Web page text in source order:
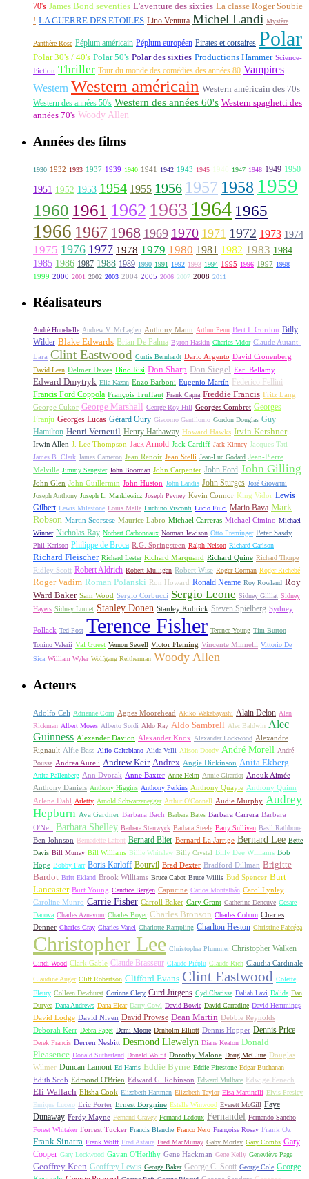
70's James Bond seventies L'aventure des sixties La classe Roger Soubie
! LA GUERRE DES ETOILES Lino Ventura Michel Landi Mystère
Panthère Rose Péplum américain Péplum européen Pirates et corsaires Polar
Polar 30's / 40's Polar 50's Polar des sixties Productions Hammer Science-
Fiction Thriller Tour du monde des comédies des années 80 Vampires
Western Western américain Western américain des 70s
Western des années 50's Western des années 60's Western spaghetti des
années 70's Woody Allen
Années des films
1930 1932 1933 1937 1939 1940 1941 1942 1943 1945 1946 1947 1948 1949 1950
1951 1952 1953 1954 1955 1956 1957 1958 1959
1960 1961 1962 1963 1964 1965
1966 1967 1968 1969 1970 1971 1972 1973 1974
1975 1976 1977 1978 1979 1980 1981 1982 1983 1984
1985 1986 1987 1988 1989 1990 1991 1992 1993 1994 1995 1996 1997 1998
1999 2000 2001 2002 2003 2004 2005 2006 2007 2008 2011
Réalisateurs
André Hunebelle Andrew V. McLaglen Anthony Mann Arthur Penn Bert I. Gordon Billy
Wilder Blake Edwards Brian De Palma Byron Haskin Charles Vidor Claude Autant-
Lara Clint Eastwood Curtis Bernhardt Dario Argento David Cronenberg
David Lean Delmer Daves Dino Risi Don Sharp Don Siegel Earl Bellamy
Edward Dmytryk Elia Kazan Enzo Barboni Eugenio Martín Federico Fellini
Francis Ford Coppola François Truffaut Frank Capra Freddie Francis Fritz Lang
George Cukor George Marshall George Roy Hill Georges Combret Georges
Franju Georges Lucas Gérard Oury Giacomo Gentilomo Gordon Douglas Guy
Hamilton Henri Verneuil Henry Hathaway Howard Hawks Irvin Kershner
Irwin Allen J. Lee Thompson Jack Arnold Jack Cardiff Jack Kinney Jacques Tati
James B. Clark James Cameron Jean Renoir Jean Stelli Jean-Luc Godard Jean-Pierre
Melville Jimmy Sangster John Boorman John Carpenter John Ford John Gilling
John Glen John Guillermin John Huston John Landis John Sturges José Giovanni
Joseph Anthony Joseph L. Mankiewicz Joseph Pevney Kevin Connor King Vidor Lewis
Gilbert Lewis Milestone Louis Malle Luchino Visconti Lucio Fulci Mario Bava Mark
Robson Martin Scorsese Maurice Labro Michael Carreras Michael Cimino Michael
Winner Nicholas Ray Norbert Carbonnaux Norman Jewison Otto Preminger Peter Sasdy
Phil Karlson Philippe de Broca R.G. Springsteen Ralph Nelson Richard Carlson
Richard Fleischer Richard Lester Richard Marquand Richard Quine Richard Thorpe
Ridley Scott Robert Aldrich Robert Mulligan Robert Wise Roger Corman Roger Richebé
Roger Vadim Roman Polanski Ron Howard Ronald Neame Roy Rowland Roy
Ward Baker Sam Wood Sergio Corbucci Sergio Leone Sidney Gilliat Sidney
Hayers Sidney Lumet Stanley Donen Stanley Kubrick Steven Spielberg Sydney
Pollack Ted Post Terence Fisher Terence Young Tim Burton
Tonino Valerii Val Guest Vernon Sewell Victor Fleming Vincente Minnelli Vittorio De
Sica William Wyler Wolfgang Reitherman Woody Allen
Acteurs
Adolfo Celi Adrienne Corri Agnes Moorehead Akiko Wakabayashi Alain Delon Alan
Rickman Albert Moses Alberto Sordi Aldo Ray Aldo Sambrell Alec Baldwin Alec
Guinness Alexander Davion Alexander Knox Alexander Lockwood Alexandre
Rignault Alfie Bass Alfio Caltabiano Alida Valli Alison Doody André Morell André
Pousse Andrea Aureli Andrew Keir Andrex Angie Dickinson Anita Ekberg
Anita Pallenberg Ann Dvorak Anne Baxter Anne Helm Annie Girardot Anouk Aimée
Anthony Daniels Anthony Higgins Anthony Perkins Anthony Quayle Anthony Quinn
Arlene Dahl Arletty Arnold Schwarzenegger Arthur O'Connell Audie Murphy Audrey
Hepburn Ava Gardner Barbara Bach Barbara Bates Barbara Carrera Barbara
O'Neil Barbara Shelley Barbara Stanwyck Barbara Steele Barry Sullivan Basil Rathbone
Ben Johnson Bernadette Lafont Bernard Blier Bernard La Jarrige Bernard Lee Bette
Davis Bill Murray Bill Williams Billie Whitelaw Billy Crystal Billy Dee Williams Bob
Hope Bobby Parr Boris Karloff Bourvil Brad Dexter Bradford Dillman Brigitte
Bardot Britt Ekland Brook Williams Bruce Cabot Bruce Willis Bud Spencer Burt
Lancaster Burt Young Candice Bergen Capucine Carlos Montalbán Carol Lynley
Caroline Munro Carrie Fisher Carroll Baker Cary Grant Catherine Deneuve Cesare
Danova Charles Aznavour Charles Boyer Charles Bronson Charles Coburn Charles
Denner Charles Gray Charles Vanel Charlotte Rampling Charlton Heston Christine Fabréga
Christopher Lee Christopher Plummer Christopher Walken
Cindi Wood Clark Gable Claude Brasseur Claude Piéplu Claude Rich Claudia Cardinale
Claudine Auger Cliff Robertson Clifford Evans Clint Eastwood Colette
Fleury Colleen Dewhurst Corinne Cléry Curd Jürgens Cyd Charisse Daliah Lavi Dalida Dan
Duryea Dana Andrews Dana Elcar Darry Cowl David Bowie David Carradine David Hemmings
David Lodge David Niven David Prowse Dean Martin Debbie Reynolds
Deborah Kerr Debra Paget Demi Moore Denholm Elliott Dennis Hopper Dennis Price
Derek Francis Derren Nesbitt Desmond Llewelyn Diane Keaton Donald
Pleasence Donald Sutherland Donald Wolfit Dorothy Malone Doug McClure Douglas
Wilmer Duncan Lamont Ed Harris Eddie Byrne Eddie Firestone Edgar Buchanan
Edith Scob Edmond O'Brien Edward G. Robinson Edward Mulhare Edwige Fenech
Eli Wallach Elisha Cook Elizabeth Hartman Elizabeth Taylor Elsa Martinelli Elvis Presley
Enrique Lucero Eric Porter Ernest Borgnine Estelle Winwood Everett McGill Faye
Dunaway Ferdy Mayne Fernand Gravey Fernand Ledoux Fernandel Fernando Sancho
Forest Whitaker Forrest Tucker Francis Blanche Franco Nero Françoise Rosay Frank Oz
Frank Sinatra Frank Wolff Fred Astaire Fred MacMurray Gaby Morlay Gary Combs Gary
Cooper Gary Lockwood Gavan O'Herlihy Gene Hackman Gene Kelly Geneviève Page
Geoffrey Keen Geoffrey Lewis George Baker George C. Scott George Cole George